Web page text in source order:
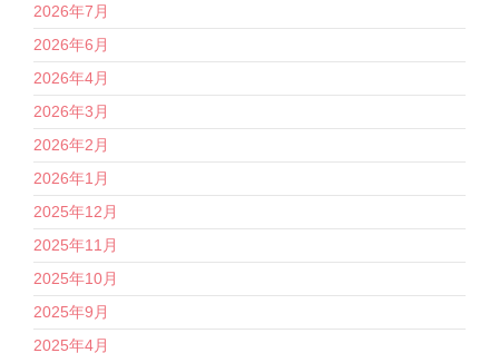
2026年7月
2026年6月
2026年4月
2026年3月
2026年2月
2026年1月
2025年12月
2025年11月
2025年10月
2025年9月
2025年4月